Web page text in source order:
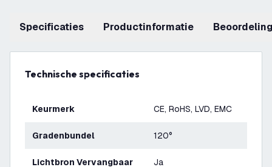
Specificaties productinformatie
Technische specificaties
Keurmerk CE, RoHS, LVD, EMC
Gradenbundel 120°
Lichtbron Vervangbaar Ja